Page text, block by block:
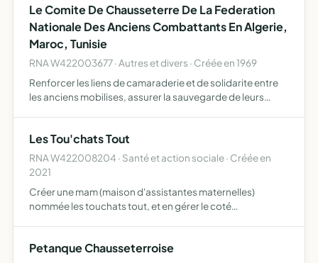
Le Comite De Chausseterre De La Federation
Nationale Des Anciens Combattants En Algerie,
Maroc, Tunisie
RNA W422003677 · Autres et divers · Créée en 1969
Renforcer les liens de camaraderie et de solidarite entre
les anciens mobilises, assurer la sauvegarde de leurs
Les Tou'chats Tout
RNA W422008204 · Santé et action sociale · Créée en
2021
Créer une mam (maison d'assistantes maternelles)
nommée les touchats tout, et en gérer le coté
l'accueil de l'enfant…
Petanque Chausseterroise